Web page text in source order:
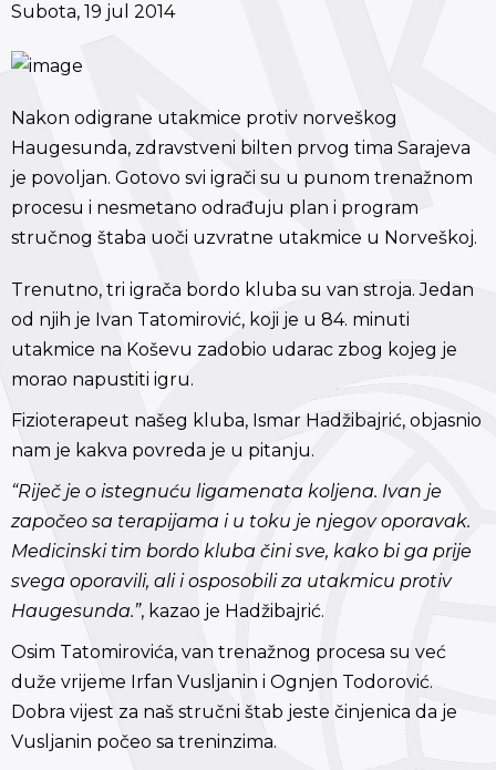
Subota, 19 jul 2014
Nakon odigrane utakmice protiv norveškog
Haugesunda, zdravstveni bilten prvog tima Sarajeva
je povoljan. Gotovo svi igrači su u punom trenažnom
procesu i nesmetano odrađuju plan i program
stručnog štaba uoči uzvratne utakmice u Norveškoj.
Trenutno, tri igrača bordo kluba su van stroja. Jedan
od njih je Ivan Tatomirović, koji je u 84. minuti
utakmice na Koševu zadobio udarac zbog kojeg je
morao napustiti igru.
Fizioterapeut našeg kluba, Ismar Hadžibajrić, objasnio
nam je kakva povreda je u pitanju.
“Riječ je o istegnuću ligamenata koljena. Ivan je
započeo sa terapijama i u toku je njegov oporavak.
Medicinski tim bordo kluba čini sve, kako bi ga prije
svega oporavili, ali i osposobili za utakmicu protiv
Haugesunda.”, kazao je Hadžibajrić.
Osim Tatomirovića, van trenažnog procesa su već
duže vrijeme Irfan Vusljanin i Ognjen Todorović.
Dobra vijest za naš stručni štab jeste činjenica da je
Vusljanin počeo sa treninzima.